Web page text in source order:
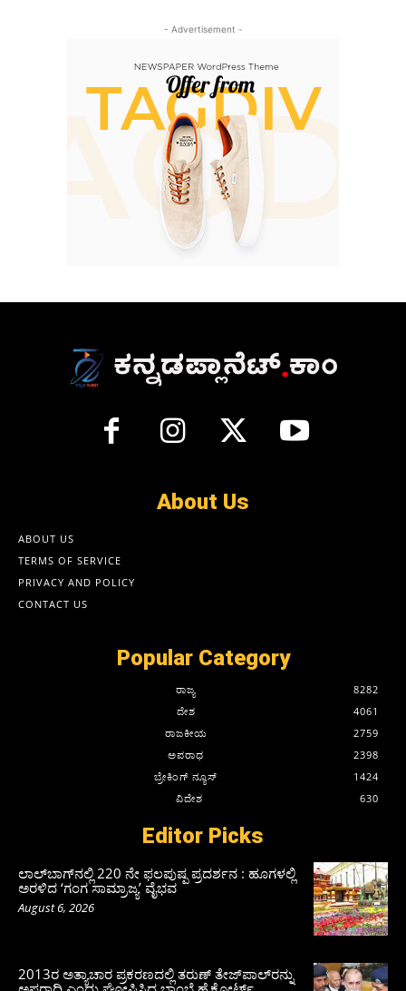
- Advertisement -
About Us
ABOUT US
TERMS OF SERVICE
PRIVACY AND POLICY
CONTACT US
Popular Category
ರಾಜ್ಯ
8282
ದೇಶ
4061
ರಾಜಕೀಯ
2759
ಅಪರಾಧ
2398
ಬ್ರೇಕಿಂಗ್ ನ್ಯೂಸ್
1424
ವಿದೇಶ
630
Editor Picks
ಲಾಲ್‍ಬಾಗ್‍ನಲ್ಲಿ 220 ನೇ ಫಲಪುಷ್ಪ ಪ್ರದರ್ಶನ : ಹೂಗಳಲ್ಲಿ
ಅರಳಿದ ‘ಗಂಗ ಸಾಮ್ರಾಜ್ಯ’ ವೈಭವ
August 6, 2026
2013ರ ಅತ್ಯಾಚಾರ ಪ್ರಕರಣದಲ್ಲಿ ತರುಣ್ ತೇಜ್‌ಪಾಲ್‌ರನ್ನು